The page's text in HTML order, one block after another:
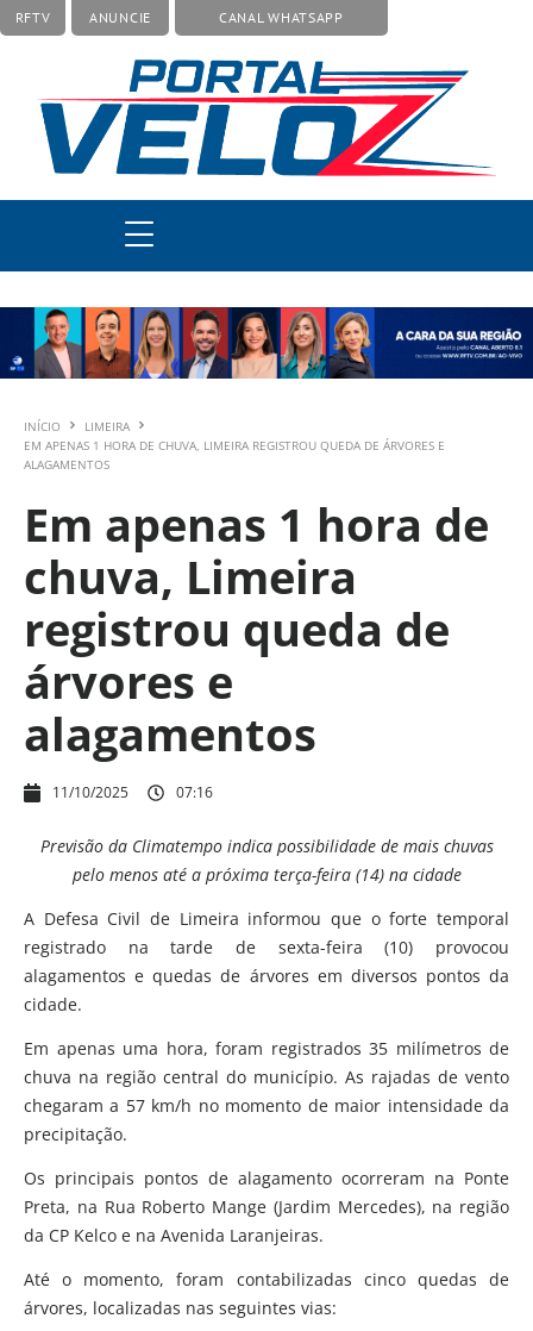
RFTV ANUNCIE CANAL WHATSAPP
INÍCIO
LIMEIRA
EM APENAS 1 HORA DE CHUVA, LIMEIRA REGISTROU QUEDA DE ÁRVORES E
ALAGAMENTOS
Em apenas 1 hora de
chuva, Limeira
registrou queda de
árvores e
alagamentos
11/10/2025 07:16
Previsão da Climatempo indica possibilidade de mais chuvas
pelo menos até a próxima terça-feira (14) na cidade
A Defesa Civil de Limeira informou que o forte temporal
registrado na tarde de sexta-feira (10) provocou
alagamentos e quedas de árvores em diversos pontos da
cidade.
Em apenas uma hora, foram registrados 35 milímetros de
chuva na região central do município. As rajadas de vento
chegaram a 57 km/h no momento de maior intensidade da
precipitação.
Os principais pontos de alagamento ocorreram na Ponte
Preta, na Rua Roberto Mange (Jardim Mercedes), na região
da CP Kelco e na Avenida Laranjeiras.
Até o momento, foram contabilizadas cinco quedas de
árvores, localizadas nas seguintes vias: